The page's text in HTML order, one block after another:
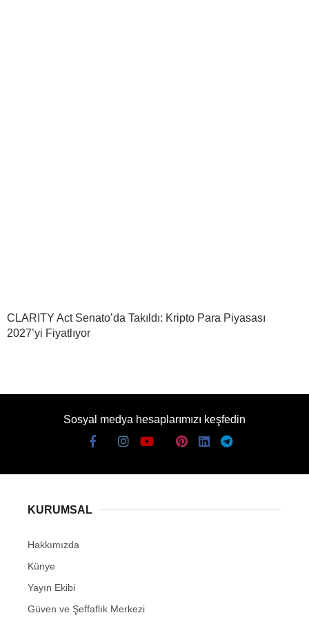
CLARITY Act Senato’da Takıldı: Kripto Para Piyasası
2027’yi Fiyatlıyor
Sosyal medya hesaplarımızı keşfedin
KURUMSAL
Hakkımızda
Künye
Yayın Ekibi
Güven ve Şeffaflık Merkezi